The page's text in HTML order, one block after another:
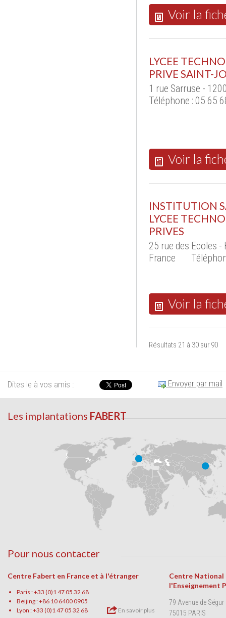
Voir la
LYCEE
PRIVE SAINT-
1 rue Sarruse -
Téléphone : 05 65
Voir la
INSTITUTION
LYCEE
PRIVES
25 rue des Ecoles -
France
Voir la
Résultats 21 à 30 sur 90
Dites le à vos amis : Envoyer par mail
Les implantations FABERT
Pour nous contacter
Centre Fabert en France et à l'étranger
Paris : +33 (0)1 47 05 32 68
Beijing : +86 10 6400 0905
Lyon : +33 (0)1 47 05 32 68
En savoir plus
Centre National
l'Enseignement
79 Avenue de Ségur
75015 PARIS